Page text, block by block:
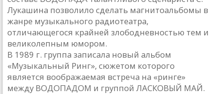
Лукашина позволило сделать магнитоальбомы в
жанре музыкального радиотеатра,
отличающегося крайней злободневностью тем и
великолепным юмором.
В 1989 г. группа записала новый альбом
«Музыкальный Ринг», сюжетом которого
является воображаемая встреча на «ринге»
между ВОДОПАДОМ и группой ЛАСКОВЫЙ МАЙ.